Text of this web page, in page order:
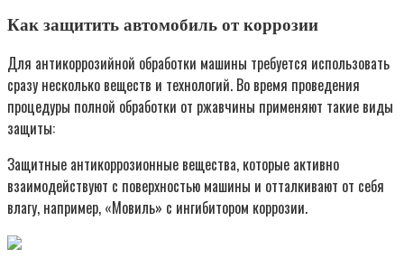
Как защитить автомобиль от коррозии
Для антикоррозийной обработки машины требуется использовать
сразу несколько веществ и технологий. Во время проведения
процедуры полной обработки от ржавчины применяют такие виды
защиты:
Защитные антикоррозионные вещества, которые активно
взаимодействуют с поверхностью машины и отталкивают от себя
влагу, например, «Мовиль» с ингибитором коррозии.